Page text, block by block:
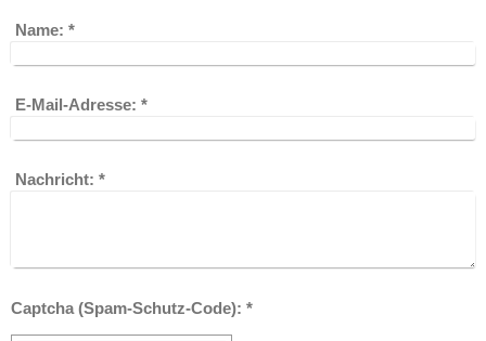
Name: *
E-Mail-Adresse: *
Nachricht: *
Captcha (Spam-Schutz-Code): *